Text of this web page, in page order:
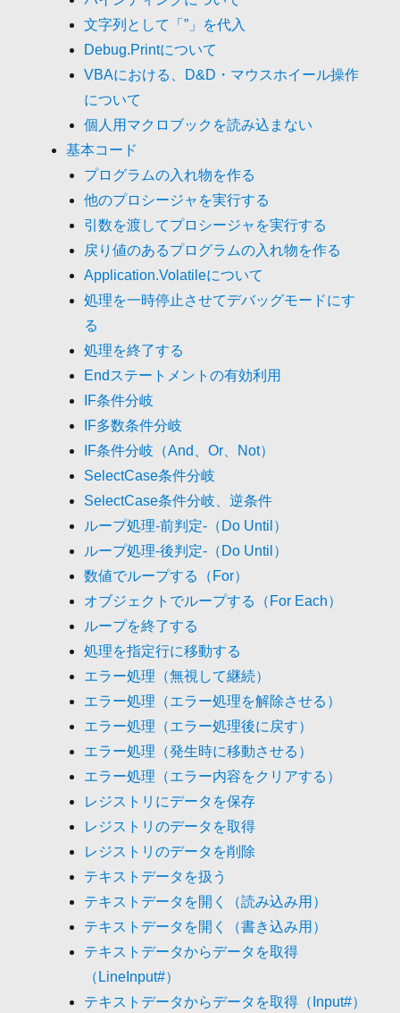
文字列として「”」を代入
Debug.Printについて
VBAにおける、D&D・マウスホイール操作
について
個人用マクロブックを読み込まない
基本コード
プログラムの入れ物を作る
他のプロシージャを実行する
引数を渡してプロシージャを実行する
戻り値のあるプログラムの入れ物を作る
Application.Volatileについて
処理を一時停止させてデバッグモードにす
る
処理を終了する
Endステートメントの有効利用
IF条件分岐
IF多数条件分岐
IF条件分岐（And、Or、Not）
SelectCase条件分岐
SelectCase条件分岐、逆条件
ループ処理-前判定-（Do Until）
ループ処理-後判定-（Do Until）
数値でループする（For）
オブジェクトでループする（For Each）
ループを終了する
処理を指定行に移動する
エラー処理（無視して継続）
エラー処理（エラー処理を解除させる）
エラー処理（エラー処理後に戻す）
エラー処理（発生時に移動させる）
エラー処理（エラー内容をクリアする）
レジストリにデータを保存
レジストリのデータを取得
レジストリのデータを削除
テキストデータを扱う
テキストデータを開く（読み込み用）
テキストデータを開く（書き込み用）
テキストデータからデータを取得
（LineInput#）
テキストデータからデータを取得（Input#）